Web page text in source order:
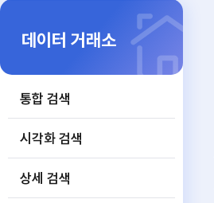
데이터 거래소
통합 검색
시각화 검색
상세 검색